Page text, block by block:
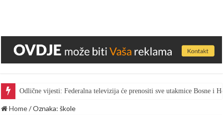
Odlične vijesti: Federalna televizija će prenositi sve utakmice Bosne i
Home/Oznaka:škole